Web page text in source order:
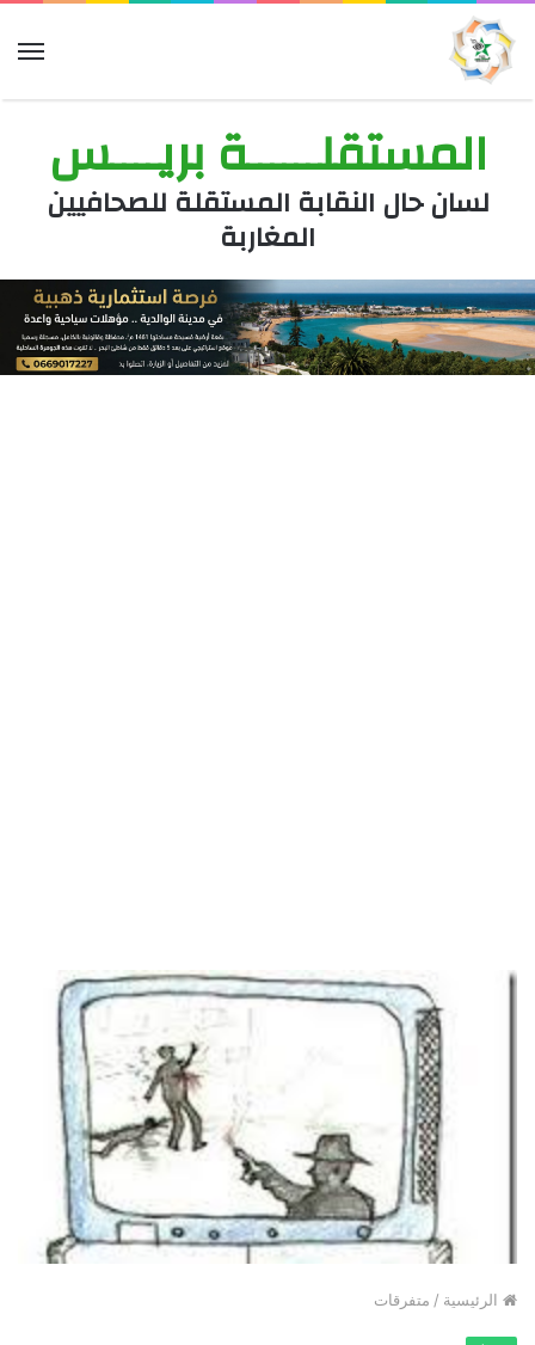
المستقلــــــة بريــــس
لسان حال النقابة المستقلة للصحافيين
المغاربة
الرئيسية / متفرقات